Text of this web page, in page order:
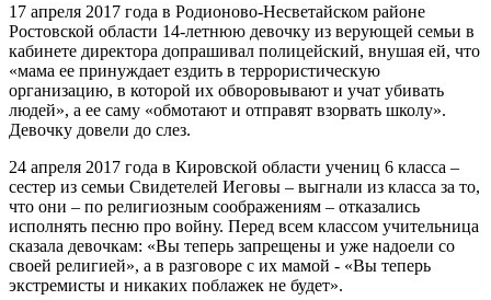
17 апреля 2017 года в Родионово-Несветайском районе
Ростовской области 14-летнюю девочку из верующей семьи в
кабинете директора допрашивал полицейский, внушая ей, что
«мама ее принуждает ездить в террористическую
организацию, в которой их обворовывают и учат убивать
людей», а ее саму «обмотают и отправят взорвать школу».
Девочку довели до слез.
24 апреля 2017 года в Кировской области учениц 6 класса –
сестер из семьи Свидетелей Иеговы – выгнали из класса за то,
что они – по религиозным соображениям – отказались
исполнять песню про войну. Перед всем классом учительница
сказала девочкам: «Вы теперь запрещены и уже надоели со
своей религией», а в разговоре с их мамой - «Вы теперь
экстремисты и никаких поблажек не будет».